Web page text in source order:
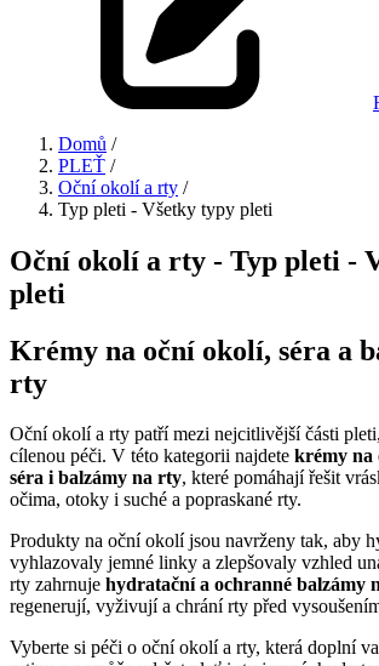
Domů /
PLEŤ /
Oční okolí a rty /
Typ pleti - Všetky typy pleti
Oční okolí a rty - Typ pleti -
pleti
Krémy na oční okolí, séra a
rty
Oční okolí a rty patří mezi nejcitlivější části
cílenou péči. V této kategorii najdete krémy na
séra i balzámy na rty, které pomáhají řešit
očima, otoky i suché a popraskané rty.
Produkty na oční okolí jsou navrženy tak, aby
vyhlazovaly jemné linky a zlepšovaly vzhled
rty zahrnuje hydratační a ochranné balzámy
regenerují, vyživují a chrání rty před
Vyberte si péči o oční okolí a rty, která doplní